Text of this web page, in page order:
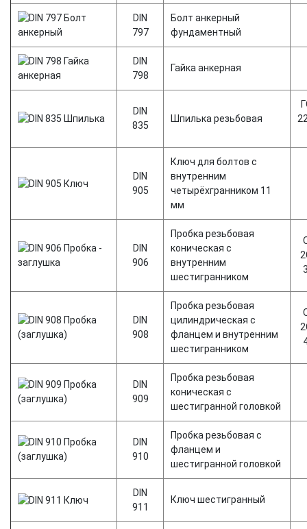
DIN
797
Болт анкерный
фундаментный
DIN
798
Гайка анкерная
DIN
835
Шпилька резьбовая
DIN
905
Ключ для болтов с
внутренним
четырёхгранником 11
мм
DIN
906
Пробка резьбовая
коническая с
внутренним
шестигранником
DIN
908
Пробка резьбовая
цилиндрическая с
фланцем и внутренним
шестигранником
DIN
909
Пробка резьбовая
коническая с
шестигранной головкой
DIN
910
Пробка резьбовая с
фланцем и
шестигранной головкой
DIN
911
Ключ шестигранный